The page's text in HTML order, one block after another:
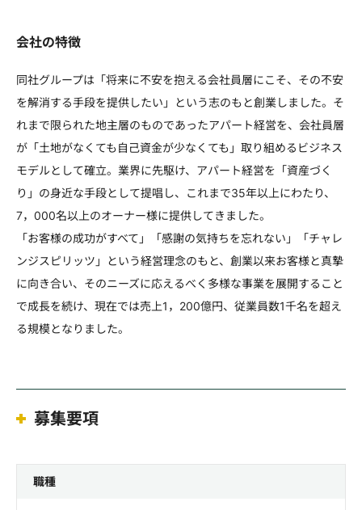
会社の特徴
同社グループは「将来に不安を抱える会社員層にこそ、その不安
を解消する手段を提供したい」という志のもと創業しました。そ
れまで限られた地主層のものであったアパート経営を、会社員層
が「土地がなくても自己資金が少なくても」取り組めるビジネス
モデルとして確立。業界に先駆け、アパート経営を「資産づく
り」の身近な手段として提唱し、これまで35年以上にわたり、
7，000名以上のオーナー様に提供してきました。
「お客様の成功がすべて」「感謝の気持ちを忘れない」「チャレ
ンジスピリッツ」という経営理念のもと、創業以来お客様と真摯
に向き合い、そのニーズに応えるべく多様な事業を展開すること
で成長を続け、現在では売上1，200億円、従業員数1千名を超え
る規模となりました。
募集要項
職種